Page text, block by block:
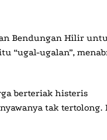
Bendungan Hilir
“ugal-ugalan”,
berteriak histeris
tak tertolong.